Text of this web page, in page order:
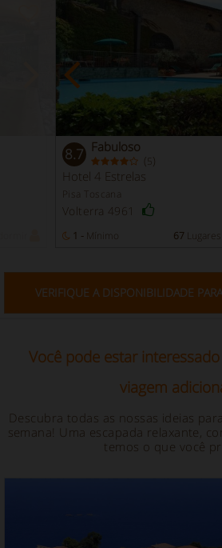
8.7 Fabuloso
( )
Hotel 4 Estrelas
Pisa Toscana
Volterra 4961
1 - Mínimo 67
VERIFIQUE A DISPONIBILIDADE
Você pode estar
viagem
Descubra todas as nossas ideias
semana! Uma escapada relaxante,
temos o que você